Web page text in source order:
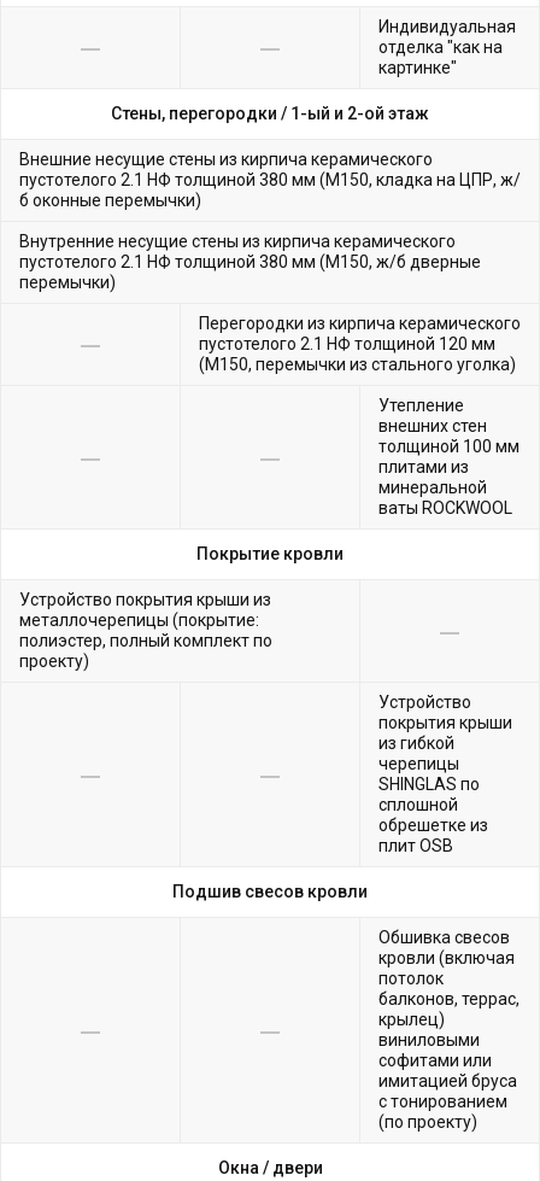
Индивидуальная
отделка "как на
картинке"
Стены, перегородки / 1-ый и 2-ой этаж
Внешние несущие стены из кирпича керамического
пустотелого 2.1 НФ толщиной 380 мм (М150, кладка на ЦПР, ж/
б оконные перемычки)
Внутренние несущие стены из кирпича керамического
пустотелого 2.1 НФ толщиной 380 мм (М150, ж/б дверные
перемычки)
Перегородки из кирпича керамического
пустотелого 2.1 НФ толщиной 120 мм
(М150, перемычки из стального уголка)
Утепление
внешних стен
толщиной 100 мм
плитами из
минеральной
ваты ROCKWOOL
Покрытие кровли
Устройство покрытия крыши из
металлочерепицы (покрытие:
полиэстер, полный комплект по
проекту)
Устройство
покрытия крыши
из гибкой
черепицы
SHINGLAS по
сплошной
обрешетке из
плит OSB
Подшив свесов кровли
Обшивка свесов
кровли (включая
потолок
балконов, террас,
крылец)
виниловыми
софитами или
имитацией бруса
с тонированием
(по проекту)
Окна / двери